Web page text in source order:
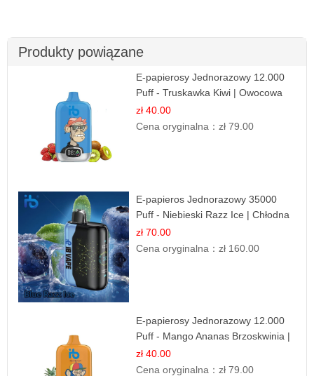
Produkty powiązane
E-papierosy Jednorazowy 12.000
Puff - Truskawka Kiwi | Owocowa
Równowaga
zł 40.00
Cena oryginalna：zł 79.00
E-papieros Jednorazowy 35000
Puff - Niebieski Razz Ice | Chłodna
Malina
zł 70.00
Cena oryginalna：zł 160.00
E-papierosy Jednorazowy 12.000
Puff - Mango Ananas Brzoskwinia |
Tropikalna Mieszanka
zł 40.00
Cena oryginalna：zł 79.00